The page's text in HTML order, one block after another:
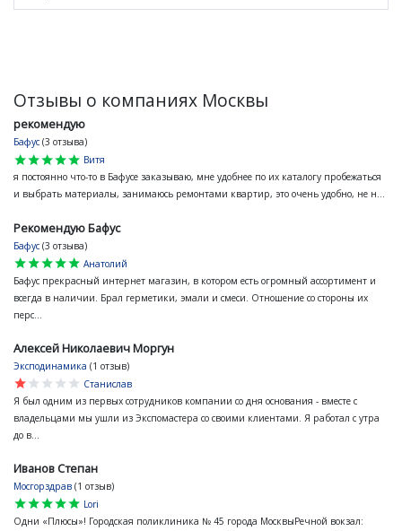
Отзывы о компаниях Москвы
рекомендую
Бафус (3 отзыва)
star
star
star
star
star
Витя
я постоянно что-то в Бафусе заказываю, мне удобнее по их каталогу пробежаться
и выбрать материалы, занимаюсь ремонтами квартир, это очень удобно, не н...
Рекомендую Бафус
Бафус (3 отзыва)
star
star
star
star
star
Анатолий
Бафус прекрасный интернет магазин, в котором есть огромный ассортимент и
всегда в наличии. Брал герметики, эмали и смеси. Отношение со стороны их
перс...
Алексей Николаевич Моргун
Эксподинамика (1 отзыв)
star
star
star
star
star
Станислав
Я был одним из первых сотрудников компании со дня основания - вместе с
владельцами мы ушли из Экспомастера со своими клиентами. Я работал с утра
до в...
Иванов Степан
Мосгорздрав (1 отзыв)
star
star
star
star
star
Lori
Одни «Плюсы»! Городская поликлиника № 45 города МосквыРечной вокзал: